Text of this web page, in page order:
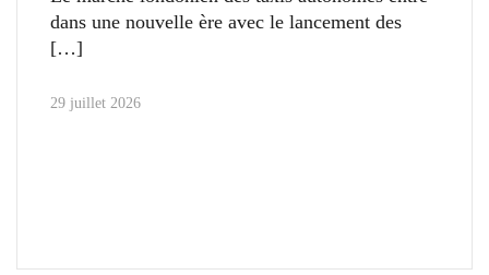
dans une nouvelle ère avec le lancement des
29 juillet 2026